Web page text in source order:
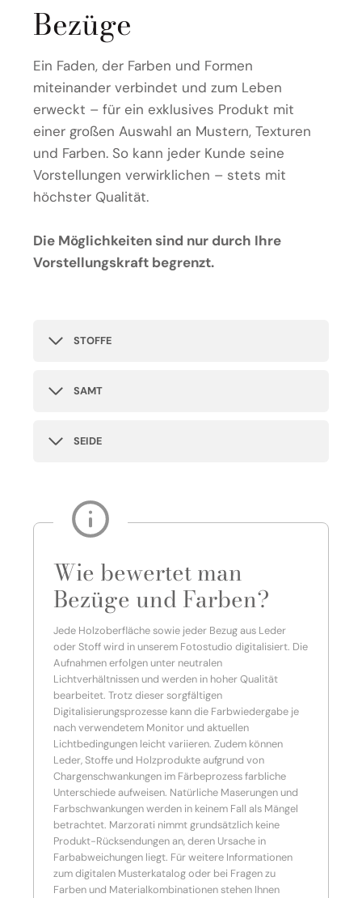
Bezüge
Ein Faden, der Farben und Formen
miteinander verbindet und zum Leben
erweckt – für ein exklusives Produkt mit
einer großen Auswahl an Mustern, Texturen
und Farben. So kann jeder Kunde seine
Vorstellungen verwirklichen – stets mit
höchster Qualität.
Die Möglichkeiten sind nur durch Ihre
Vorstellungskraft begrenzt.
STOFFE
SAMT
SEIDE
Wie bewertet man
Bezüge und Farben?
Jede Holzoberfläche sowie jeder Bezug aus Leder
oder Stoff wird in unserem Fotostudio digitalisiert. Die
Aufnahmen erfolgen unter neutralen
Lichtverhältnissen und werden in hoher Qualität
bearbeitet. Trotz dieser sorgfältigen
Digitalisierungsprozesse kann die Farbwiedergabe je
nach verwendetem Monitor und aktuellen
Lichtbedingungen leicht variieren. Zudem können
Leder, Stoffe und Holzprodukte aufgrund von
Chargenschwankungen im Färbeprozess farbliche
Unterschiede aufweisen. Natürliche Maserungen und
Farbschwankungen werden in keinem Fall als Mängel
betrachtet. Marzorati nimmt grundsätzlich keine
Produkt-Rücksendungen an, deren Ursache in
Farbabweichungen liegt. Für weitere Informationen
zum digitalen Musterkatalog oder bei Fragen zu
Farben und Materialkombinationen stehen Ihnen